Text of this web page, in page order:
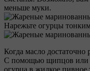
меньше муки.
Нарежьте огурцы
Когда масло достаточно
С помощью щипцов или
огурца в жидкое пивное